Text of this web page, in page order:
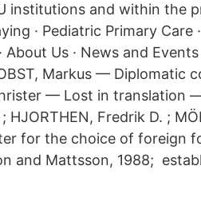
institutions and within the
· Pediatric Primary Care
Us · News and
Markus — Diplomatic
— Lost in translation
HJORTHEN, Fredrik D. ;
for the choice of foreign
and Mattsson, 1988;